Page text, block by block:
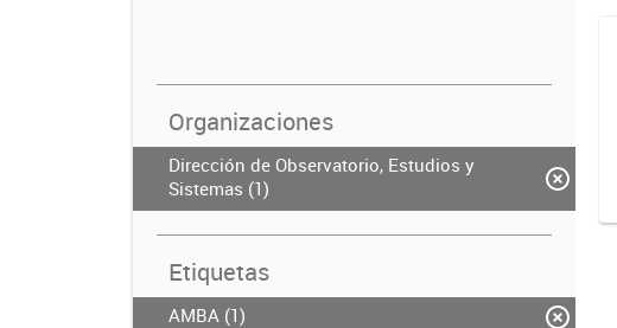
Organizaciones
Dirección de Observatorio, Estudios y
Sistemas (1)
Etiquetas
AMBA (1)